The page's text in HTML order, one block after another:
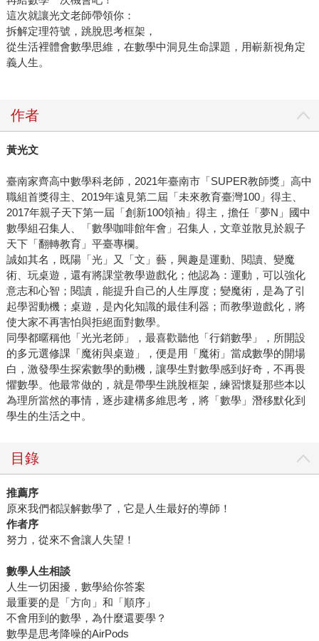
這次就讓光文老師帶領你：
拆解定理符號，跳脫思考框架，
從生活裡體會數學思維，在數學中洞見生命課題，用嶄新視角定
義人生。
作者
黃光文
臺南家齊高中數學科老師，2021年臺南市「SUPER教師獎」高中
職組首獎得主、2019年遠見第二屆「未來教育臺灣100」得主、
2017年親子天下第一屆「創新100領袖」得主，擔任「夢N」國中
數學組召集人、「數學咖啡館年會」召集人，文章並散見於親子
天下「翻轉教育」平臺專欄。
誠如其名，既陽「光」又「文」藝，興趣是運動、閱讀、變魔
術、玩桌遊，還有將課堂教學遊戲化；他認為：運動，可以強化
意志和心智；閱讀，能提升自己的人生厚度；變魔術，是為了引
起學習動機；桌遊，是內化知識的最佳利器；而教學遊戲化，將
使大家不再害怕與拒絕面對數學。
同學都暱稱他「光光老師」，最喜歡聽他「行銷數學」，所開設
的多元選修課「魔術與桌遊」，便是用「魔術」當成數學的開場
白，激發學生探索數學的動機，讓學生對數學感到好奇，不再畏
懼數學。他最常做的，就是帶學生跳脫框架，練習懷疑那些本以
為理所當然的事情，逐步建構多維思考，將「數學」潛移默化到
學生的生活之中。
目錄
推薦序
原來我們都誤解數學了，它是人生最好的導師！
作者序
努力，從來不會讓人失望！
數學人生相談
人生一切困擾，數學給你答案
最重要的是「方向」和「順序」
不會用到的數學，為什麼還要學？
數學是思考降噪的AirPods